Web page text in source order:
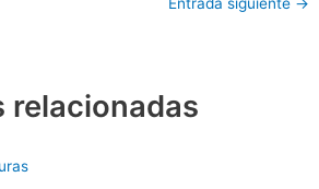
n
tir
Entrada siguiente →
relacionadas